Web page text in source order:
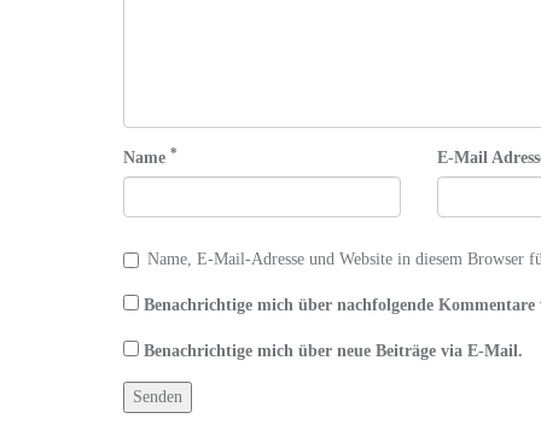
Name * E-Mail
Name, E-Mail-Adresse und Website in diesem Browser
Benachrichtige mich über nachfolgende
Benachrichtige mich über neue Beiträge via E-Mail.